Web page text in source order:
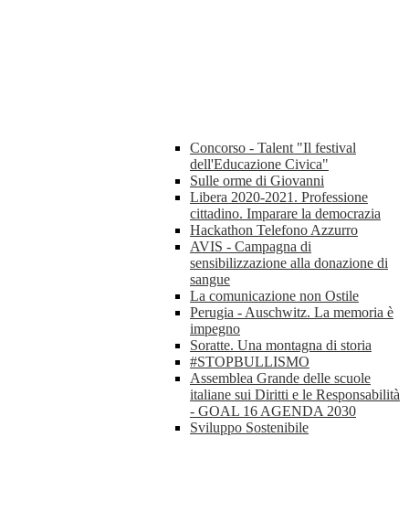
Concorso - Talent "Il festival
dell'Educazione Civica"
Sulle orme di Giovanni
Libera 2020-2021. Professione
cittadino. Imparare la democrazia
Hackathon Telefono Azzurro
AVIS - Campagna di
sensibilizzazione alla donazione di
sangue
La comunicazione non Ostile
Perugia - Auschwitz. La memoria è
impegno
Soratte. Una montagna di storia
#STOPBULLISMO
Assemblea Grande delle scuole
italiane sui Diritti e le Responsabilità
- GOAL 16 AGENDA 2030
Sviluppo Sostenibile